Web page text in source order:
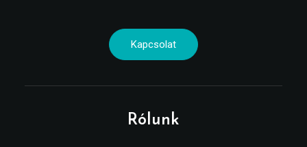
Kapcsolat
Rólunk